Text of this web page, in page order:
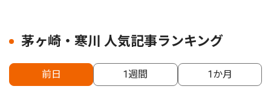
茅ヶ崎・寒川 人気記事ランキング
前日 1週間 1か月